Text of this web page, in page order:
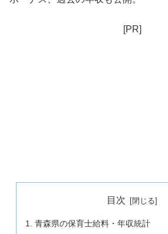
[PR]
目次
青森県の保育士給料・年収統計